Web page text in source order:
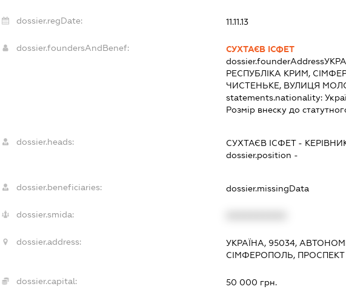
dossier.regDate: 11.11.13
dossier.foundersAndBenef:
СУХТАЄВ ІСФЕТ
dossier.founderAddress
РЕСПУБЛІКА КРИМ,
ЧИСТЕНЬКЕ, ВУЛИЦЯ
statements.nationality:
Розмір внеску до
dossier.heads: СУХТАЄВ ІСФЕТ-
dossier.position -
dossier.beneficiaries: dossier.missingData
dossier.smida:
dossier.address:
УКРАЇНА, 95034,
СІМФЕРОПОЛЬ,
dossier.capital: 50 000 грн.